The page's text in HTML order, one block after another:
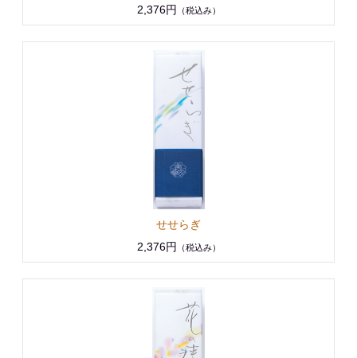
2,376円
（税込み）
せせらぎ
2,376円
（税込み）